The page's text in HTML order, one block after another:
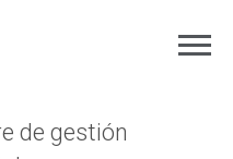
de gestión